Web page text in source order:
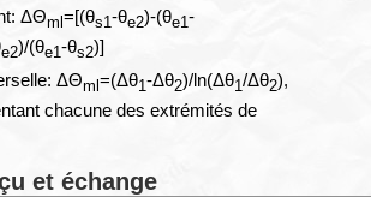
ΔΘml=[(θs1-θe2)-(θe1-
e2)/(θe1-θs2)]
ΔΘml=(Δθ1-Δθ2)/ln(Δθ1/Δθ2),
chacune des extrémités de
et échange